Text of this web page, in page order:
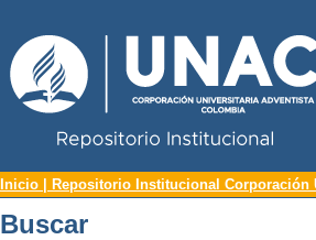
Buscar
Inicio | Repositorio Institucional Corporación
Buscar